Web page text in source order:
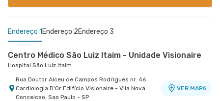
Endereço 1 Endereço 2Endereço 3
Centro Médico São Luiz Itaim - Unidade Visionaire
Hospital São Luiz Itaim
Rua Doutor Alceu de Campos Rodrigues nr. 46
Cardiologia D'Or Edifício Visionaire - Vila Nova
Conceicao, Sao Paulo - SP
VER MAPA